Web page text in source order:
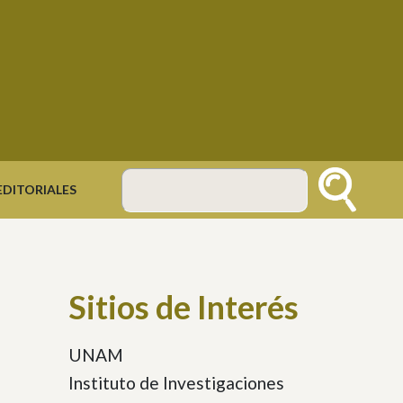
Buscar
Sitios de Interés
UNAM
Instituto de Investigaciones